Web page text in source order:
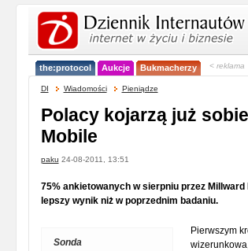
the:protocol Aukcje Bukmacherzy < reklama
DI Wiadomości Pieniądze
Polacy kojarzą już
Mobile
paku 24-08-2011, 13:51
75% ankietowanych w sierpniu przez
lepszy wynik niż w poprzednim badaniu.
Sonda
Pierwszym